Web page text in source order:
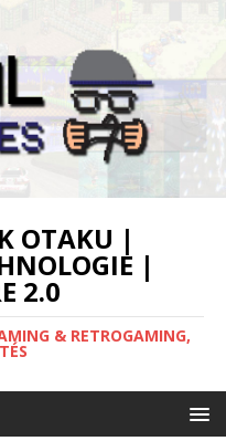
OTAKU |
|
2.0
& RETROGAMING,